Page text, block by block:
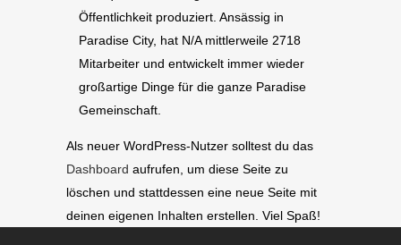
Öffentlichkeit produziert. Ansässig in
Paradise City, hat N/A mittlerweile 2718
Mitarbeiter und entwickelt immer wieder
großartige Dinge für die ganze Paradise
Gemeinschaft.
Als neuer WordPress-Nutzer solltest du das
Dashboard aufrufen, um diese Seite zu
löschen und stattdessen eine neue Seite mit
deinen eigenen Inhalten erstellen. Viel Spaß!